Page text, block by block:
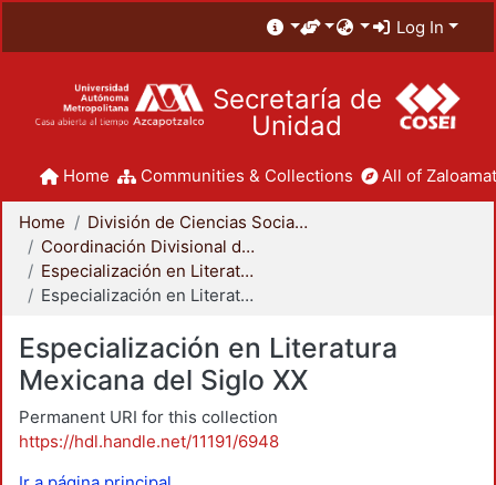
Log In
Secretaría de
Unidad
Home Communities & Collections All of
Home
División de Ciencias Sociales y Humanidades
Coordinación Divisional de Posgrado
Especialización en Literatura Mexicana del Siglo XX
Especialización en Literatura Mexicana del Siglo XX
Especialización en Literatura
Mexicana del Siglo XX
Permanent URI for this collection
https://hdl.handle.net/11191/6948